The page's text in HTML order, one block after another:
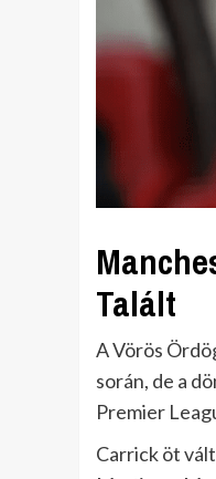
Talált
A Vörös
során, de a
Premier
Carrick öt